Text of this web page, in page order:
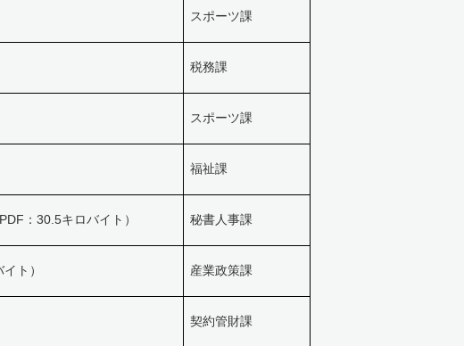
スポーツ課
税務課
スポーツ課
福祉課
PDF：30.5キロバイト） 秘書人事課
ト） 産業政策課
契約管財課